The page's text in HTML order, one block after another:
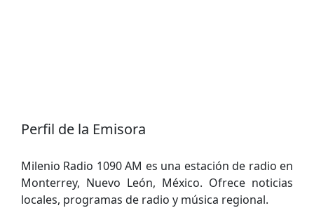
Perfil de la Emisora
Milenio Radio 1090 AM es una estación de radio en
Monterrey, Nuevo León, México. Ofrece noticias
locales, programas de radio y música regional.